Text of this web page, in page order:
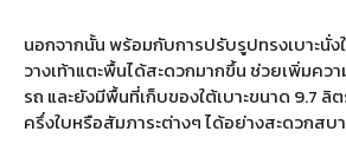
นอกจากนั้น พร้อมกับการปรับรูปทรงเบาะนั่ง
วางเท้าแตะพื้นได้สะดวกมากขึ้น ช่วยเพิ่มคว
รถ และยังมีพื้นที่เก็บของใต้เบาะขนาด 9.7 ลิ
ครึ่งใบหรือสัมภาระต่างๆ ได้อย่างสะดวกสบ